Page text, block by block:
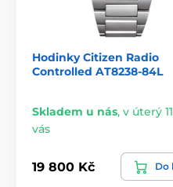
Hodinky Citizen Radio
Controlled AT8238-84L
Skladem u nás, v úterý
vás
19 800 Kč Do